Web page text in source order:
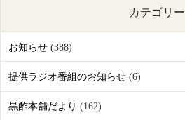
カテゴリー
お知らせ(388)
提供ラジオ番組のお知らせ(6)
黒酢本舗だより (162)